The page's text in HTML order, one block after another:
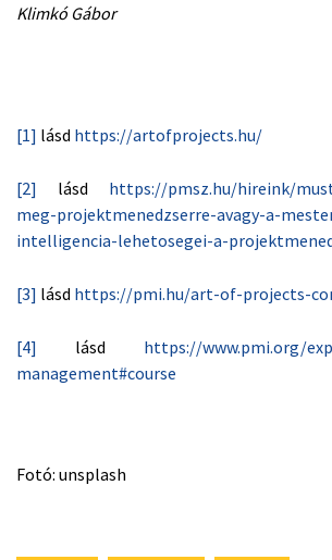
Klimkó Gábor
[1] lásd https://artofprojects.hu/
[2] lásd https://pmsz.hu/hireink/
meg-projektmenedzserre-avagy-a-
intelligencia-lehetosegei-a-
[3] lásd https://pmi.hu/art-of-projects-
[4] lásd https://www.pmi.org/
management#course
Fotó: unsplash